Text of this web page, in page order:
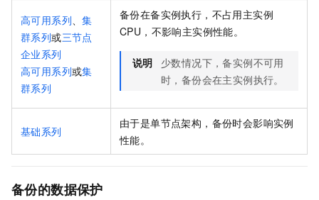
高可用系列、集
群系列或三节点
企业系列
高可用系列或集
群系列
备份在备实例执行，不占用主实例
CPU，不影响主实例性能。
说明
少数情况下，备实例不可用
时，备份会在主实例执行。
基础系列
由于是单节点架构，备份时会影响实例
性能。
备份的数据保护